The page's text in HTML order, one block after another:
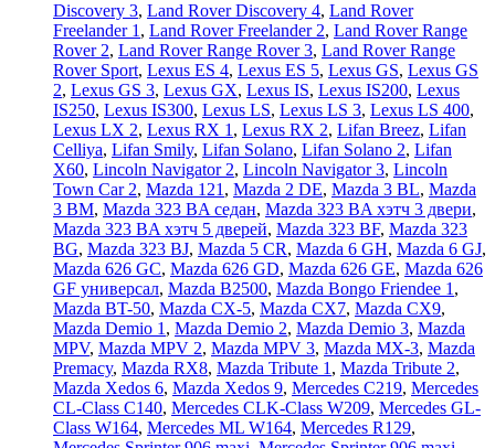
Discovery 3, Land Rover Discovery 4, Land Rover
Freelander 1 , Land Rover Freelander 2, Land Rover Range
Rover 2, Land Rover Range Rover 3, Land Rover Range
Rover Sport, Lexus ES 4, Lexus ES 5, Lexus GS, Lexus GS
2, Lexus GS 3, Lexus GX, Lexus IS, Lexus IS200, Lexus
IS250, Lexus IS300, Lexus LS, Lexus LS 3, Lexus LS 400,
Lexus LX 2, Lexus RX 1 , Lexus RX 2, Lifan Breez, Lifan
Celliya, Lifan Smily, Lifan Solano, Lifan Solano 2, Lifan
X60, Lincoln Navigator 2, Lincoln Navigator 3, Lincoln
Town Car 2, Mazda 121 , Mazda 2 DE, Mazda 3 BL, Mazda
3 BM, Mazda 323 BA седан, Mazda 323 BA хэтч 3 двери,
Mazda 323 BA хэтч 5 дверей, Mazda 323 BF, Mazda 323
BG, Mazda 323 BJ, Mazda 5 CR, Mazda 6 GH, Mazda 6 GJ,
Mazda 626 GC, Mazda 626 GD, Mazda 626 GE, Mazda 626
GF универсал, Mazda B2500, Mazda Bongo Friendee 1 ,
Mazda BT-50, Mazda CX-5, Mazda CX7, Mazda CX9,
Mazda Demio 1 , Mazda Demio 2, Mazda Demio 3, Mazda
MPV, Mazda MPV 2, Mazda MPV 3, Mazda MX-3, Mazda
Premacy, Mazda RX8, Mazda Tribute 1 , Mazda Tribute 2,
Mazda Xedos 6, Mazda Xedos 9, Mercedes C219, Mercedes
CL-Class C140, Mercedes CLK-Class W209, Mercedes GL-
Class W164, Mercedes ML W164, Mercedes R129,